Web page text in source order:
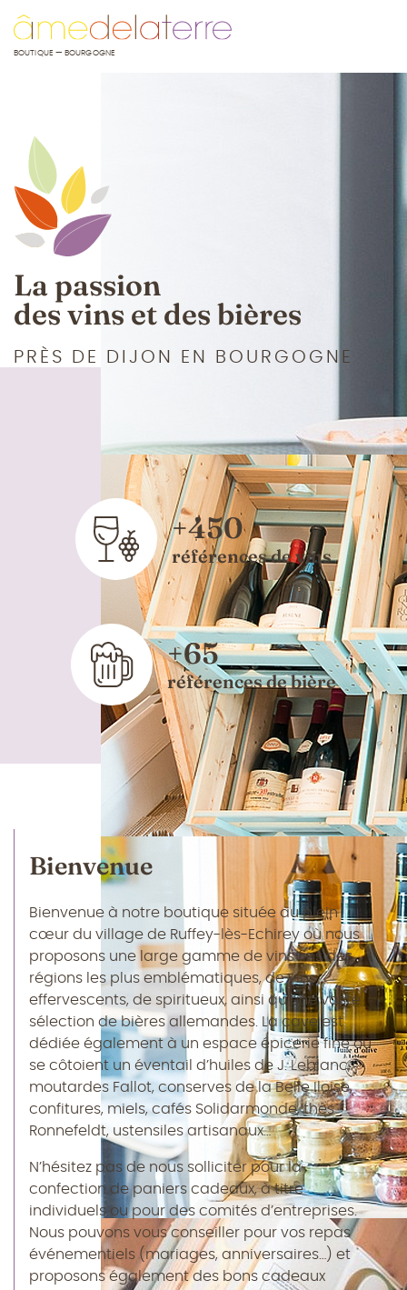
menu
contenu
BOUTIQUE — BOURGOGNE
La passion
des vins et des bières
PRÈS DE DIJON EN BOURGOGNE
+450
références de vins
+65
références de bière
Bienvenue
Bienvenue à notre boutique située au plein
cœur du village de Ruffey-lès-Echirey où nous
proposons une large gamme de vins fins des
régions les plus emblématiques, de vins
effervescents, de spiritueux, ainsi qu’une vaste
sélection de bières allemandes. La cave est
dédiée également à un espace épicerie fine où
se côtoient un éventail d’huiles de J. Leblanc,
moutardes Fallot, conserves de la Belle Iloise,
confitures, miels, cafés Solidarmonde, thés
Ronnefeldt, ustensiles artisanaux…
N’hésitez pas de nous solliciter pour la
confection de paniers cadeaux, à titre
individuels ou pour des comités d’entreprises.
Nous pouvons vous conseiller pour vos repas
événementiels (mariages, anniversaires…) et
proposons également des bons cadeaux